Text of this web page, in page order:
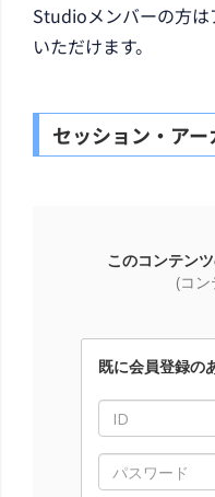
Studioメンバーの方は
いただけます。
セッション・ア